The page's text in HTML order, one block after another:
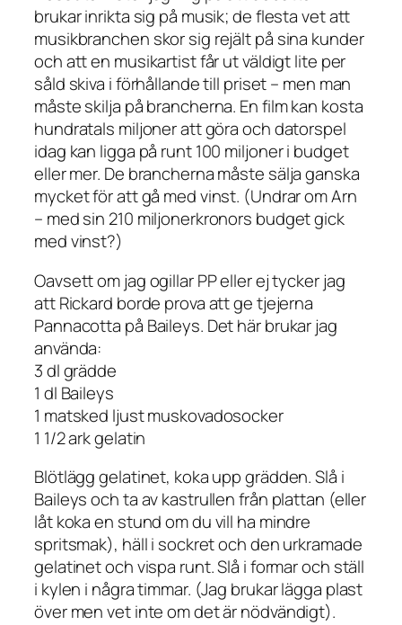
brukar inrikta sig på musik; de flesta vet att
musikbranchen skor sig rejält på sina kunder
och att en musikartist får ut väldigt lite per
såld skiva i förhållande till priset – men man
måste skilja på brancherna. En film kan kosta
hundratals miljoner att göra och datorspel
idag kan ligga på runt 100 miljoner i budget
eller mer. De brancherna måste sälja ganska
mycket för att gå med vinst. (Undrar om Arn
– med sin 210 miljonerkronors budget gick
med vinst?)
Oavsett om jag ogillar PP eller ej tycker jag
att Rickard borde prova att ge tjejerna
Pannacotta på Baileys. Det här brukar jag
använda:
3 dl grädde
1 dl Baileys
1 matsked ljust muskovadosocker
1 1/2 ark gelatin
Blötlägg gelatinet, koka upp grädden. Slå i
Baileys och ta av kastrullen från plattan (eller
låt koka en stund om du vill ha mindre
spritsmak), häll i sockret och den urkramade
gelatinet och vispa runt. Slå i formar och ställ
i kylen i några timmar. (Jag brukar lägga plast
över men vet inte om det är nödvändigt).